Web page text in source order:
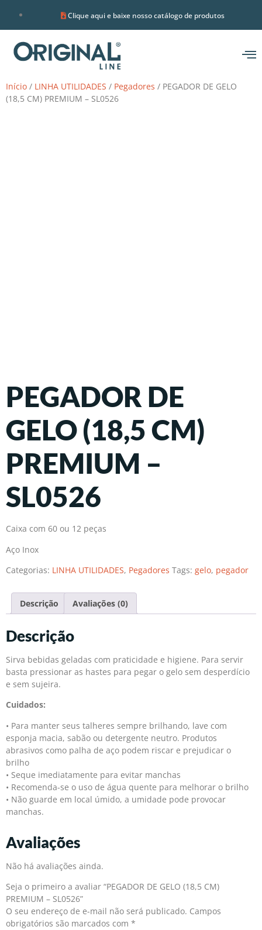
Clique aqui e baixe nosso catálogo de produtos
Início / LINHA UTILIDADES / Pegadores / PEGADOR DE GELO
(18,5 CM) PREMIUM – SL0526
PEGADOR DE
GELO (18,5 CM)
PREMIUM –
SL0526
Caixa com 60 ou 12 peças
Aço Inox
Categorias: LINHA UTILIDADES, Pegadores Tags: gelo, pegador
Descrição Avaliações (0)
Descrição
Sirva bebidas geladas com praticidade e higiene. Para servir
basta pressionar as hastes para pegar o gelo sem desperdício
e sem sujeira.
Cuidados:
• Para manter seus talheres sempre brilhando, lave com
esponja macia, sabão ou detergente neutro. Produtos
abrasivos como palha de aço podem riscar e prejudicar o
brilho
• Seque imediatamente para evitar manchas
• Recomenda-se o uso de água quente para melhorar o brilho
• Não guarde em local úmido, a umidade pode provocar
manchas.
Avaliações
Não há avaliações ainda.
Seja o primeiro a avaliar “PEGADOR DE GELO (18,5 CM)
PREMIUM – SL0526”
O seu endereço de e-mail não será publicado. Campos
obrigatórios são marcados com *